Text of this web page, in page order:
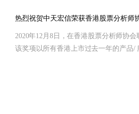
热烈祝贺中天宏信荣获香港股票分析师
2020年12月8日，在香港股票分析师协
该奖项以所有香港上市过去一年的产品